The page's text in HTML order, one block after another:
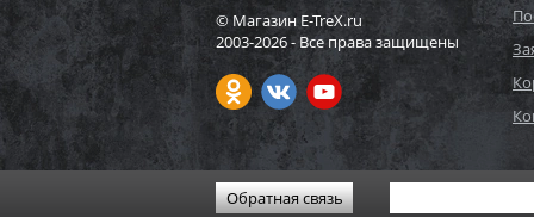
1
© Магазин E-TreX.ru
2003-2026 - Все права защищены
Обратная связь